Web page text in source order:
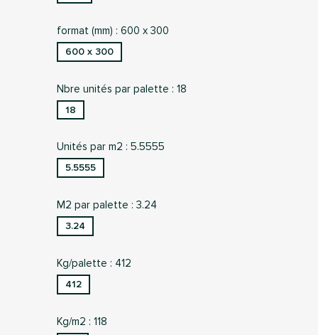
format (mm) : 600 x 300
600 x 300
Nbre unités par palette : 18
18
Unités par m2 : 5.5555
5.5555
M2 par palette : 3.24
3.24
Kg/palette : 412
412
Kg/m2 : 118